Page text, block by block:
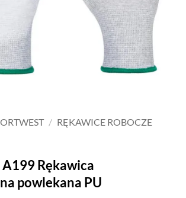
/ RĘKAWICE ROBOCZE
A199 Rękawica
powlekana PU